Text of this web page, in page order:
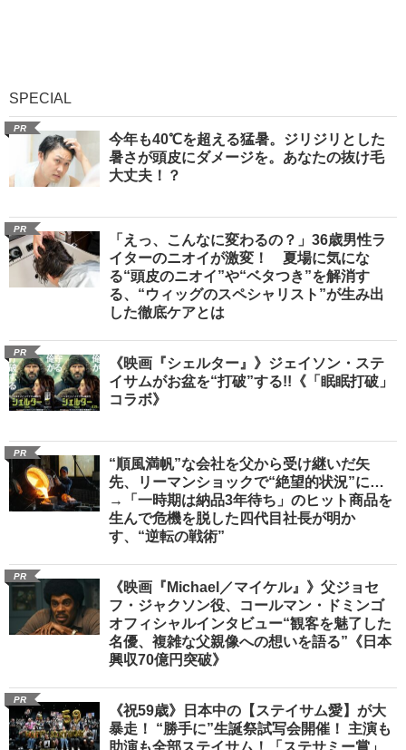
SPECIAL
PR
今年も40℃を超える猛暑。ジリジリとした
暑さが頭皮にダメージを。あなたの抜け毛
大丈夫！？
PR
「えっ、こんなに変わるの？」36歳男性ラ
イターのニオイが激変！ 夏場に気にな
る“頭皮のニオイ”や“ベタつき”を解消す
る、“ウィッグのスペシャリスト”が生み出
した徹底ケアとは
PR
《映画『シェルター』》ジェイソン・ステ
イサムがお盆を“打破”する!!《「眠眠打破」
コラボ》
PR
“順風満帆”な会社を父から受け継いだ矢
先、リーマンショックで“絶望的状況”に…
→「一時期は納品3年待ち」のヒット商品を
生んで危機を脱した四代目社長が明か
す、“逆転の戦術”
PR
《映画『Michael／マイケル』》父ジョセ
フ・ジャクソン役、コールマン・ドミンゴ
オフィシャルインタビュー“観客を魅了した
名優、複雑な父親像への想いを語る”《日本
興収70億円突破》
PR
《祝59歳》日本中の【ステイサム愛】が大
暴走！ “勝手に”生誕祭試写会開催！ 主演も
助演も全部ステイサム！「ステサミー賞」